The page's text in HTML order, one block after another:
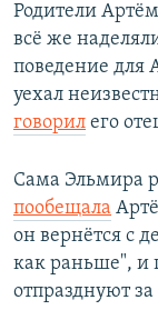
Родители
всё же
поведение для
уехал
говорил его
Сама Эльмира
пообещала
он вернётся с
как раньше", и
отпразднуют